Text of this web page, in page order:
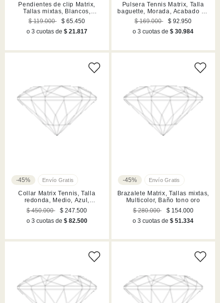
Pendientes de clip Matrix,
Tallas mixtas, Blancos,
Acabado en rodio
$ 119.000
$ 65.450
o 3 cuotas de $ 21.817
Pulsera Tennis Matrix, Talla
baguette, Morada, Acabado en
rodio
$ 169.000
$ 92.950
o 3 cuotas de$ 30.984
-45%
Collar Matrix Tennis, Talla
redonda, Medio, Azul,
Acabado en rodio
$ 450.000
$ 247.500
o 3 cuotas de $ 82.500
-45%
Brazalete Matrix, Tallas mixtas,
Multicolor, Baño tono oro
$ 280.000
$ 154.000
o 3 cuotas de$ 51.334